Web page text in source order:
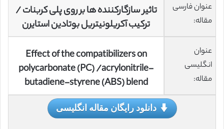
عنوان فارسی
مقاله:
تاثیر سازگارکننده ها بر روی پلی کربنات /
ترکیب آکریلونیتریل بوتادین استایرن
عنوان
انگلیسی
مقاله:
Effect of the compatibilizers on
polycarbonate (PC) /acrylonitrile-
butadiene-styrene (ABS) blend
دانلود رایگان مقاله انگلیسی